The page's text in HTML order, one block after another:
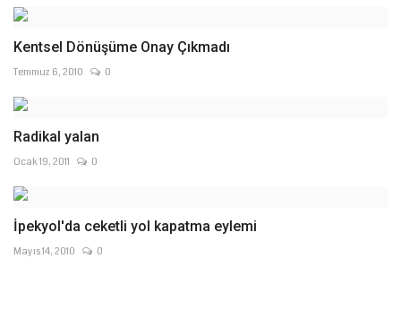
Kentsel Dönüşüme Onay Çıkmadı
Temmuz 6, 2010 0
Radikal yalan
Ocak 19, 2011 0
İpekyol'da ceketli yol kapatma eylemi
Mayıs 14, 2010 0